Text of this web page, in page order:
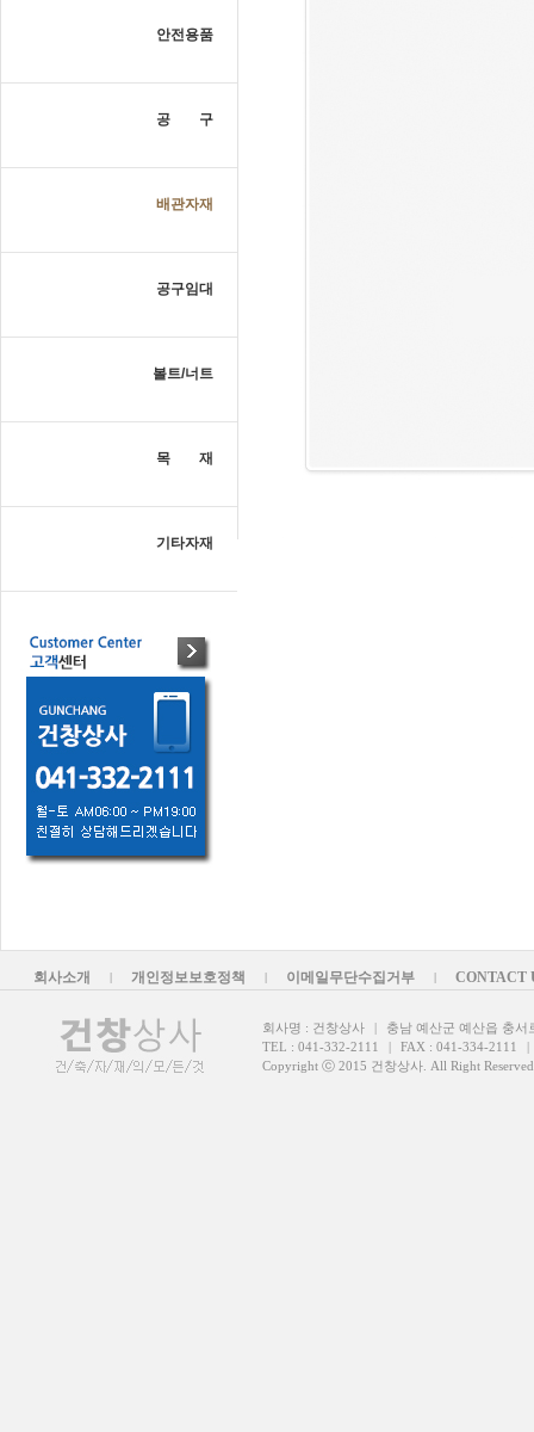
안전용품
공 구
배관자재
공구임대
볼트/너트
목 재
기타자재
회사소개 | 개인정보보호정책 | 이메일무단수집거부 | CONTACT
회사명 : 건창상사 |
충남 예산군 예산읍 충
TEL : 041-332-2111
| FAX : 041-334-2111
|
Copyright ⓒ 2015 건창상사. All Right